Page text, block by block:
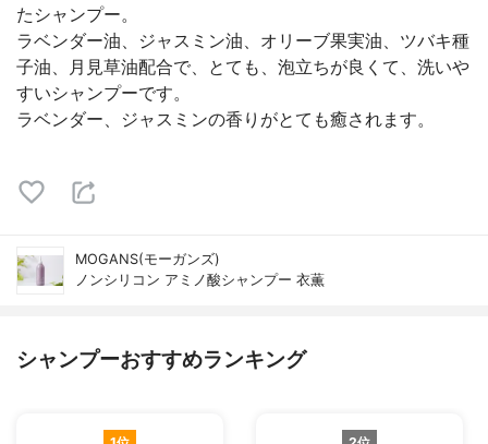
たシャンプー。
ラベンダー油、ジャスミン油、オリーブ果実油、ツバキ種
子油、月見草油配合で、とても、泡立ちが良くて、洗いや
すいシャンプーです。
ラベンダー、ジャスミンの香りがとても癒されます。
MOGANS(モーガンズ)
ノンシリコン アミノ酸シャンプー 衣薫
シャンプーおすすめランキング